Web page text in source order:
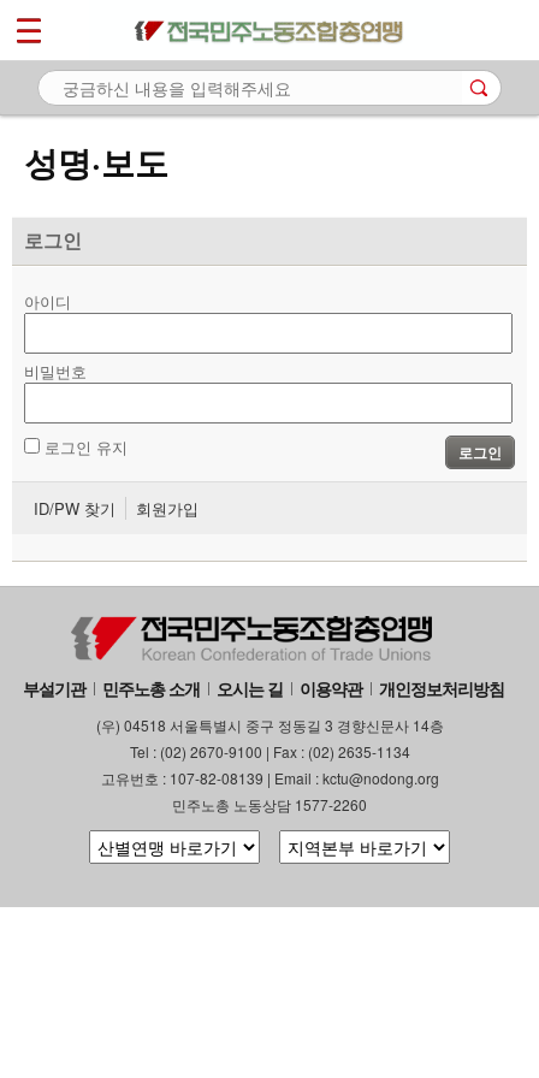
성명·보도
로그인
아이디
비밀번호
로그인 유지 로그인
ID/PW 찾기 회원가입
부설기관 민주노총 소개 오시는 길 이용약관 개인정보처리방침
(우) 04518 서울특별시 중구 정동길 3 경향신문사 14층
Tel : (02) 2670-9100 | Fax : (02) 2635-1134
고유번호 : 107-82-08139 | Email : kctu@nodong.org
민주노총 노동상담 1577-2260
마이페이지
소개
- 공지사항
- 성명·보도
자료
부설기관
업무